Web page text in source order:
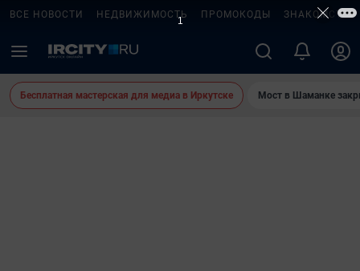
ВСЕ НОВОСТИ НЕДВИЖИМОСТЬ ПРОМОКОДЫ ЗНАКОМСТВА
Бесплатная мастерская для медиа в Иркутске Мост в Шаманке